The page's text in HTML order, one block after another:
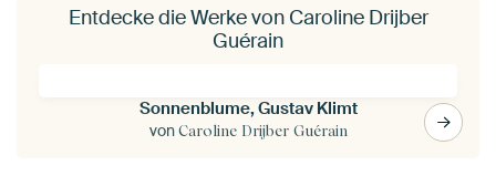
Entdecke die Werke von Caroline Drijber
Guérain
Sonnenblume, Gustav Klimt
vonCaroline Drijber Guérain